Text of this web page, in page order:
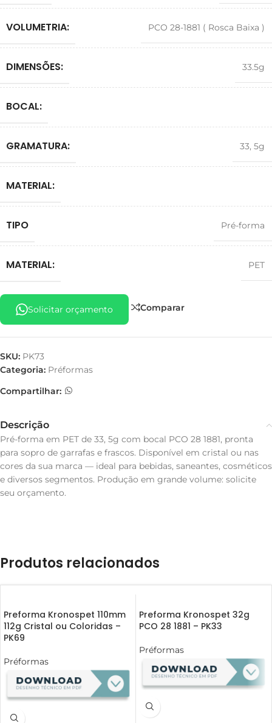
VOLUMETRIA: PCO 28-1881 ( Rosca Baixa )
DIMENSÕES: 33.5g
BOCAL:
GRAMATURA: 33, 5g
MATERIAL:
TIPO Pré-forma
MATERIAL: PET
Solicitar orçamento Comparar
SKU: PK73
Categoria: Préformas
Compartilhar:
Descrição
Pré-forma em PET de 33, 5g com bocal PCO 28 1881, pronta
para sopro de garrafas e frascos. Disponível em cristal ou nas
cores da sua marca — ideal para bebidas, saneantes, cosméticos
e diversos segmentos. Produção em grande volume: solicite
seu orçamento.
Produtos relacionados
Preforma Kronospet 110mm
112g Cristal ou Coloridas –
PK69
Préformas
Preforma Kronospet 32g
PCO 28 1881 – PK33
Préformas